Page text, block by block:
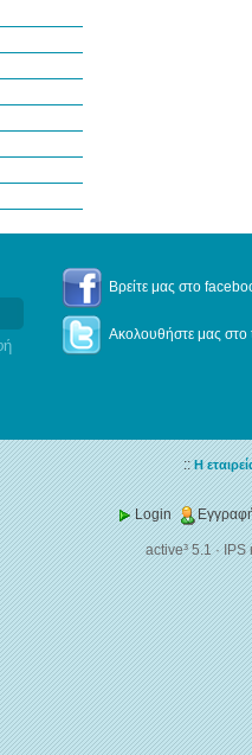
Βρείτε μας στο
Ακολουθήστε μας στο
::Η
Login
active³ 5.1·IPS